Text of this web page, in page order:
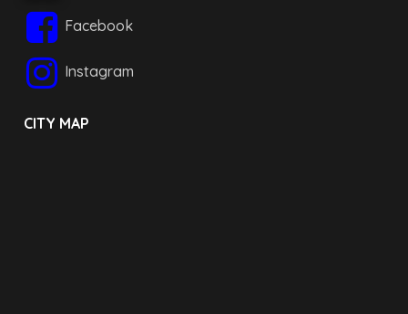
Facebook
Instagram
CITY MAP